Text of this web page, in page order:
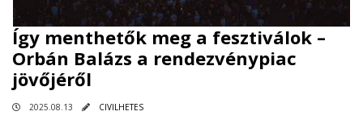
Így menthetők meg a fesztiválok –
Orbán Balázs a rendezvénypiac
jövőjéről
2025.08.13 CIVILHETES